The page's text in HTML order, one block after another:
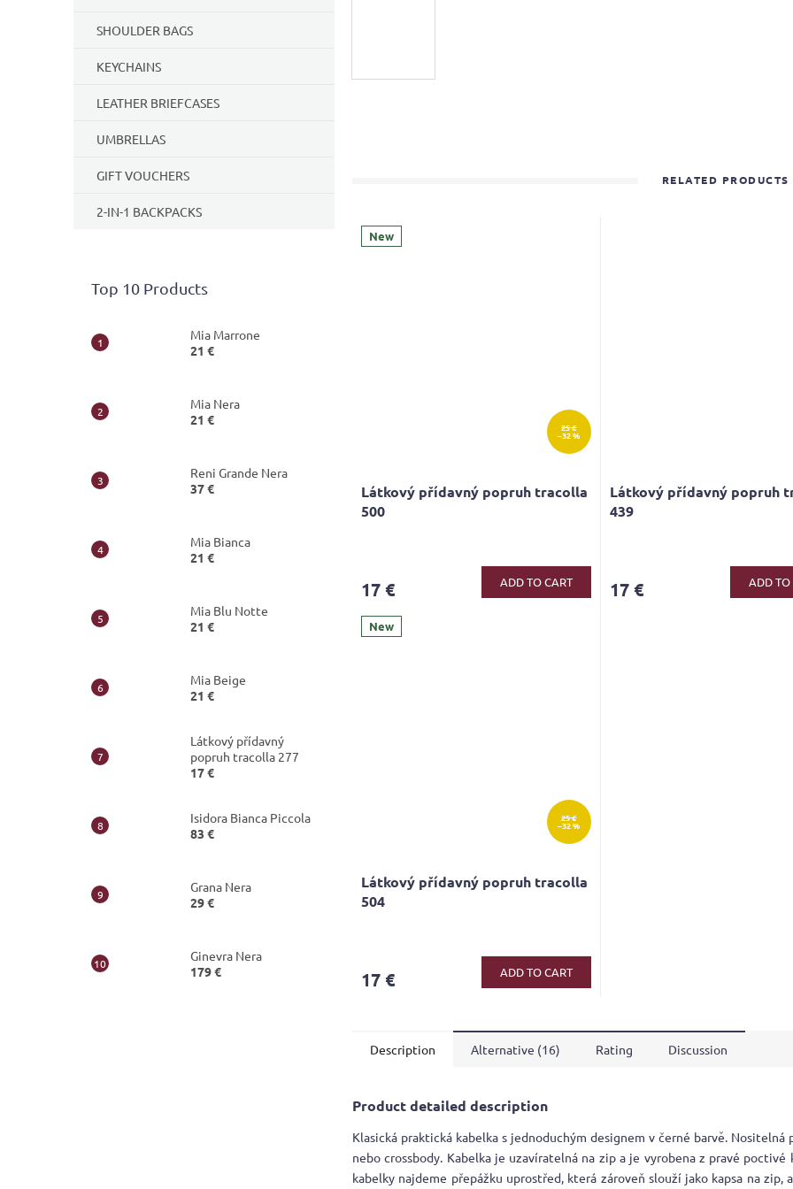
SHOULDER BAGS
KEYCHAINS
LEATHER BRIEFCASES
UMBRELLAS
GIFT VOUCHERS
2-IN-1 BACKPACKS
Top 10 Products
Mia Marrone
21 €
Mia Nera
21 €
Reni Grande Nera
37 €
Mia Bianca
21 €
Mia Blu Notte
21 €
Mia Beige
21 €
Látkový přídavný
popruh tracolla 277
17 €
Isidora Bianca Piccola
83 €
Grana Nera
29 €
Ginevra Nera
179 €
RELATED PRODUCTS
New
25 €
–32 %
Látkový přídavný popruh tracolla
500
17 € ADD TO CART
Látkový přídavný popruh
439
17 € ADD TO
New
25 €
–32 %
Látkový přídavný popruh tracolla
504
17 € ADD TO CART
Description Alternative (16) Rating Discussion
Product detailed description
Klasická praktická kabelka s jednoduchým designem v černé barvě. Nositelná
nebo crossbody. Kabelka je uzavíratelná na zip a je vyrobena z pravé poctivé
kabelky najdeme přepážku uprostřed, která zároveň slouží jako kapsa na zip,